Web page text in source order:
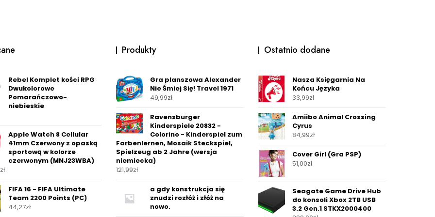
Rebel Komplet kości RPG
Dwukolorowe
Pomarańczowo-
niebieskie
Apple Watch 8 Cellular
41mm Czerwony z opaską
sportową w kolorze
czerwonym (MNJ23WBA)
zł
FIFA 16 - FIFA Ultimate
Team 2200 Points (PC)
44,27zł
Produkty
Gra planszowa Alexander
Nie Śmiej Się! Travel 1971
49,99zł
Ravensburger
Kinderspiele 20832 -
Colorino - Kinderspiel zum
Farbenlernen, Mosaik Steckspiel,
Spielzeug ab 2 Jahre (wersja
niemiecka)
121,99zł
a gdy konstrukcja się
znudzi rozłóż i złóż na
nowo.
Ostatnio dodane
Nasza Księgarnia Na
Końcu Języka
33,99zł
Amiibo Animal Crossing
Cyrus
84,99zł
Cover Girl (Gra PSP)
51,00zł
Seagate Game Drive Hub
do konsoli Xbox 2TB USB
3.2 Gen.1 STKX2000400